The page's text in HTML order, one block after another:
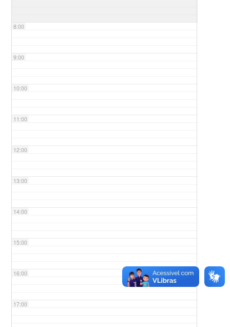
8:00
9:00
10:00
11:00
12:00
13:00
14:00
15:00
16:00
17:00